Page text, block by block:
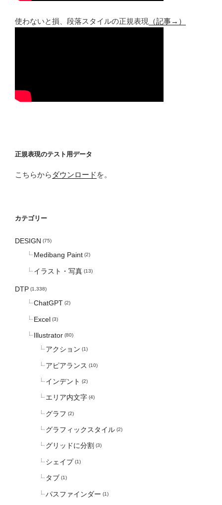
使わないと損、段落スタイルの正規表現 （記事→）
正規表現のテスト用データ
こちらから ダウンロード を。
カテゴリー
DESIGN (75)
Medibang Paint (2)
イラスト・写真 (13)
DTP (1,338)
ChatGPT (2)
Excel (3)
Illustrator (80)
アクション (1)
アピアランス (10)
インデント (2)
エリア内文字 (4)
グラフ (2)
グラフィックスタイル (2)
グリッドに分割 (3)
シェイプ (1)
タブ (1)
パスファインダー (1)